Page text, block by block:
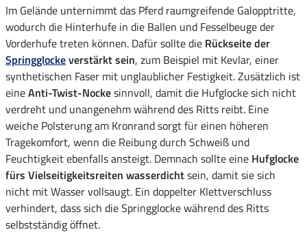
Im Gelände unternimmt das Pferd raumgreifende Galopptritte,
wodurch die Hinterhufe in die Ballen und Fesselbeuge der
Vorderhufe treten können. Dafür sollte die Rückseite der
Springglockeverstärkt sein, zum Beispiel mit Kevlar, einer
synthetischen Faser mit unglaublicher Festigkeit. Zusätzlich ist
eineAnti-Twist-Nockesinnvoll, damit die Hufglocke sich nicht
verdreht und unangenehm während des Ritts reibt. Eine
weiche Polsterung am Kronrand sorgt für einen höheren
Tragekomfort, wenn die Reibung durch Schweiß und
Feuchtigkeit ebenfalls ansteigt. Demnach sollte eine Hufglocke
fürs Vielseitigkeitsreiten wasserdichtsein, damit sie sich
nicht mit Wasser vollsaugt. Ein doppelter Klettverschluss
verhindert, dass sich die Springglocke während des Ritts
selbstständig öffnet.